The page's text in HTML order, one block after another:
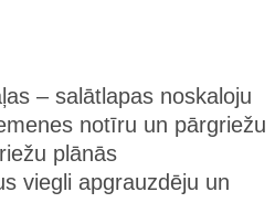
– salātlapas noskaloju
notīru un pārgriežu
plānās
viegli apgrauzdēju un